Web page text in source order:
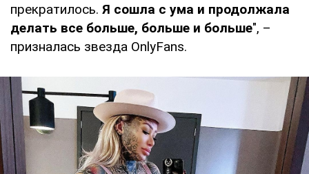
прекратилось. Я сошла с ума и продолжала
делать все больше, больше и больше", –
призналась звезда OnlyFans.